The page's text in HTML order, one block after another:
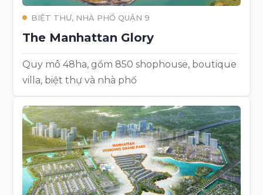
BIỆT THƯ, NHÀ PHỐ QUẬN 9
The Manhattan Glory
Quy mô 48ha, gồm 850 shophouse, boutique
villa, biệt thự và nhà phố